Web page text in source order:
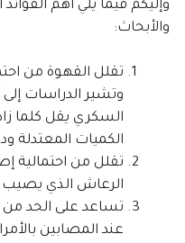
وإليكم فيما يلي أهم
والأبحاث:
تقلل القهوة من
وتشير الدراسات
السكري يقل كلما
الكميات المعتدلة
تقلل من احتمالية
الرعاش الذي يصيب
تساعد على الحد
عند المصابين